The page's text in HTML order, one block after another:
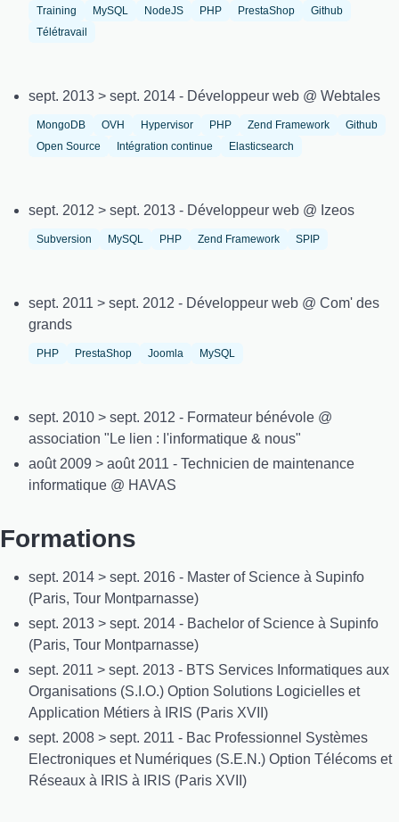
Training MySQL NodeJS PHP PrestaShop
Github
Télétravail
sept. 2013 > sept. 2014 - Développeur web @ Webtales
MongoDB OVH Hypervisor PHP Zend Framework
Github
Open Source
Intégration continue Elasticsearch
sept. 2012 > sept. 2013 - Développeur web @ Izeos
Subversion MySQL PHP Zend Framework SPIP
sept. 2011 > sept. 2012 - Développeur web @ Com' des
grands
PHP PrestaShop Joomla MySQL
sept. 2010 > sept. 2012 - Formateur bénévole @
association "Le lien : l'informatique & nous"
août 2009 > août 2011 - Technicien de maintenance
informatique @ HAVAS
Formations
sept. 2014 > sept. 2016 - Master of Science à Supinfo
(Paris, Tour Montparnasse)
sept. 2013 > sept. 2014 - Bachelor of Science à Supinfo
(Paris, Tour Montparnasse)
sept. 2011 > sept. 2013 - BTS Services Informatiques aux
Organisations (S.I.O.) Option Solutions Logicielles et
Application Métiers à IRIS (Paris XVII)
sept. 2008 > sept. 2011 - Bac Professionnel Systèmes
Electroniques et Numériques (S.E.N.) Option Télécoms et
Réseaux à IRIS à IRIS (Paris XVII)